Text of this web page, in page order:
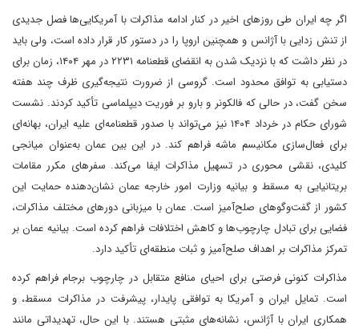
اگر چه ایران طی روزهای اخیر در کنار ادامه مذاکرات با آمریکایی‌ها فصل جدیدی
از تنش زدایی با آژانس و همچنین اروپا را در دستور کار قرار داده است، ولی باید
در نظر داشت که با نزدیک شدن به انقضای قطعنامه ۲۲۳۱ در مهر ۱۴۰۴، زمان برای
دستیابی به توافق محدود است. گروسی از ضرورت نتیجه‌گیری ظرف چند هفته
سخن گفت، در حالی که فالکونر و بارو بر فوریت دیپلماسی تأکید کردند. نشست
شورای حکام در خرداد ۱۴۰۴ نیز می‌تواند با صدور قطعنامه‌ای علیه ایران، بهانه‌ای
برای فعال‌سازی مکانیسم ماشه فراهم کند. در این بین عمان به‌عنوان میانجی
کلیدی، نقشی محوری در تسهیل مذاکرات ایفا می‌کند. سفرهای مکرر مقامات
بریتانیایی به مسقط و بیانیه وزارت امور خارجه عمان نشان‌دهنده حمایت این
کشور از گفت‌وگوهای صلح‌آمیز است. عمان با میزبانی دورهای مختلف مذاکرات،
فضایی برای تبادل چارچوب‌ها و کاهش اختلافات فراهم کرده است. بیانیه عمان بر
تمرکز مذاکرات بر اهداف صلح‌آمیز و ثبات منطقه‌ای تأکید دارد.
مذاکرات کنونی فرصتی برای احیای منافع متقابل در چارچوب برجام فراهم کرده
است. تمایل ایران و آمریکا به توافقی پایدار، پیشرفت در مذاکرات مسقط، و
همکاری ایران با آژانس، نشانه‌های مثبتی هستند. با این حال، تهدیداتی مانند